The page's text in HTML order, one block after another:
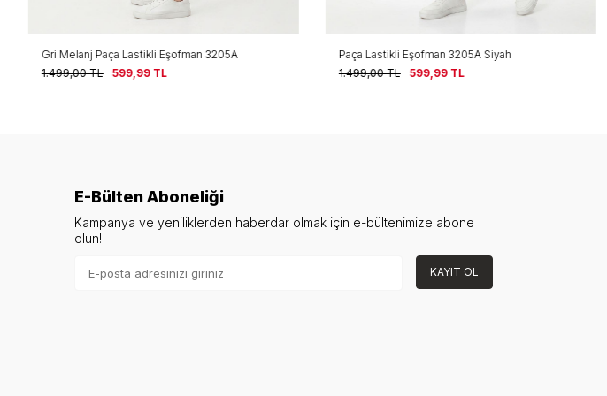
Gri Melanj Paça Lastikli Eşofman 3205A
1.499,00TL 599,99TL
Paça Lastikli Eşofman 3205A Siyah
1.499,00TL 599,99TL
E-Bülten Aboneliği
Kampanya ve yeniliklerden haberdar olmak için e-bültenimize abone
olun!
KAYIT OL